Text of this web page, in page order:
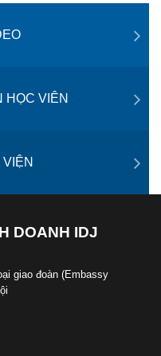
HỌC VIÊN
DOANH IDJ
giao đoàn (Embassy